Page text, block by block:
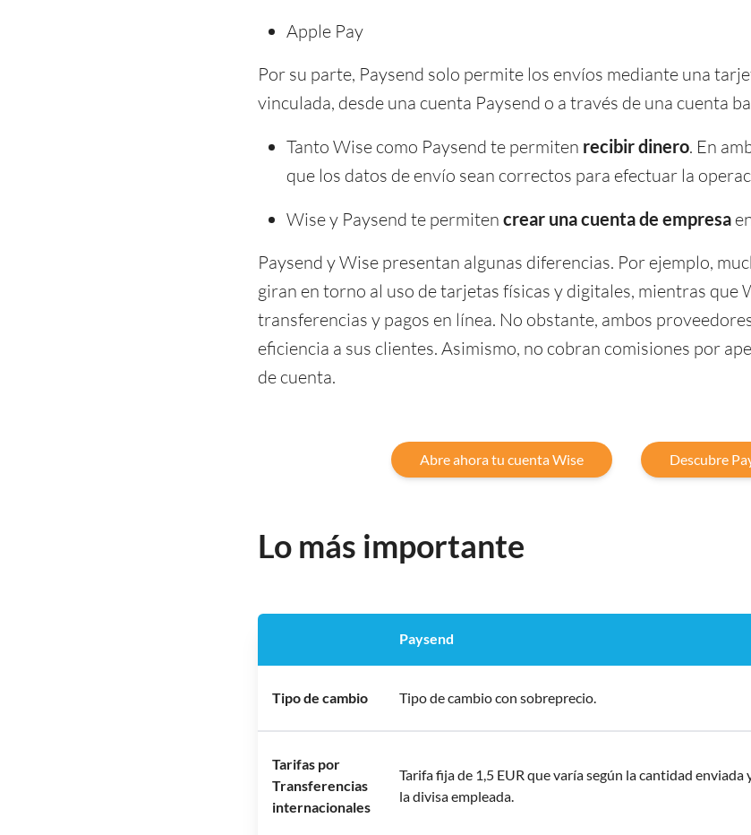
Apple Pay
Por su parte, Paysend solo permite los envíos mediante una
vinculada, desde una cuenta Paysend o a través de una cuenta
Tanto Wise como Paysend te permiten recibir dinero. En
que los datos de envío sean correctos para efectuar la
Wise y Paysend te permiten crear una cuenta de empresa
Paysend y Wise presentan algunas diferencias. Por ejemplo,
giran en torno al uso de tarjetas físicas y digitales, mientras que
transferencias y pagos en línea. No obstante, ambos
eficiencia a sus clientes. Asimismo, no cobran comisiones por
de cuenta.
Abre ahora tu cuenta Wise Descubre
Lo más importante
Paysend
Tipo de cambio Tipo de cambio con sobreprecio.
Tarifas por
Transferencias
internacionales
Tarifa fija de 1,5 EUR que varía según la cantidad enviada
la divisa empleada.